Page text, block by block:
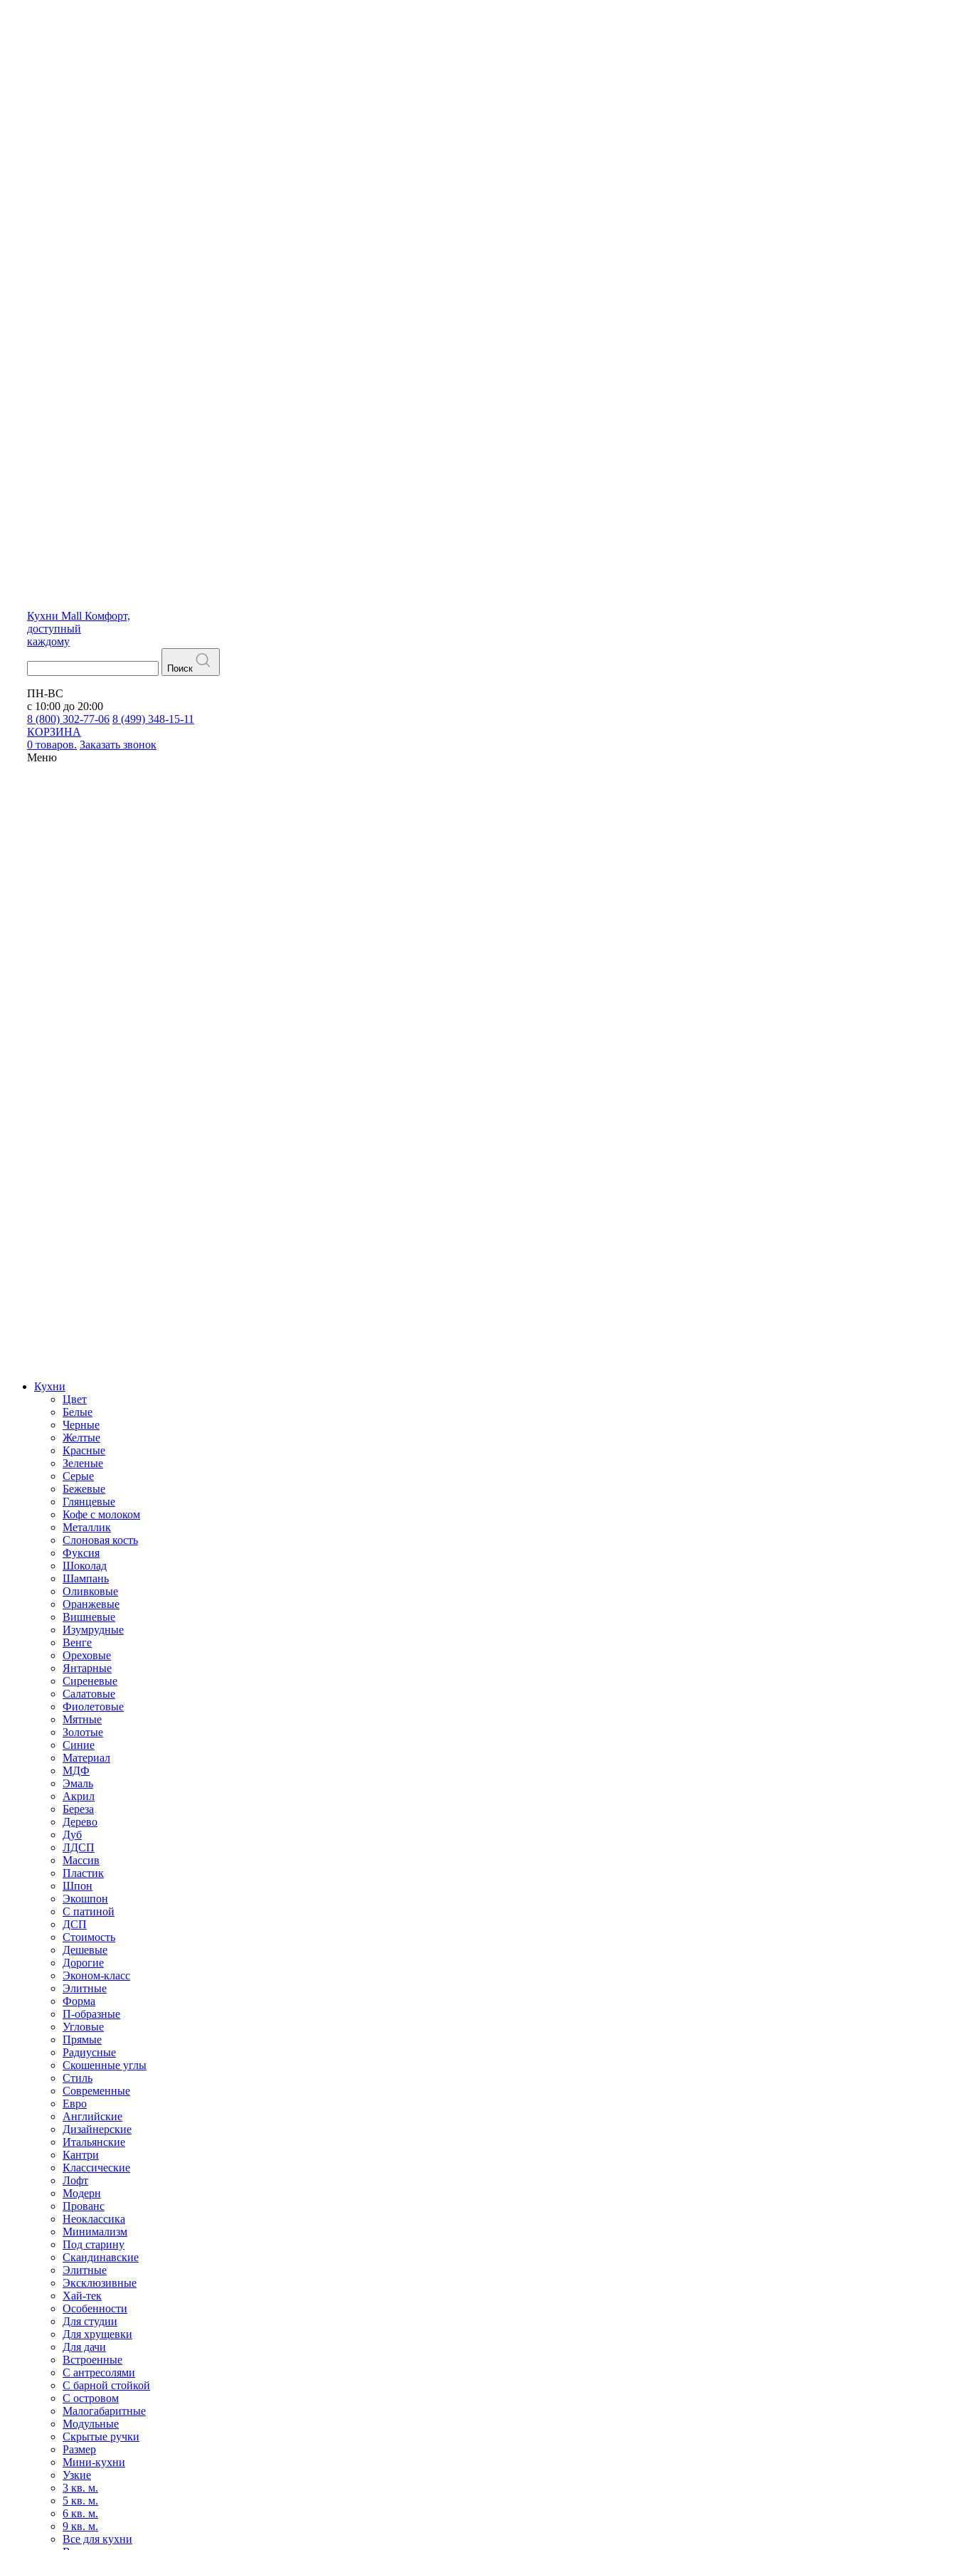
Кухни Mall Комфорт,
доступный
каждому
Поиск
ПН-ВС
с 10:00 до 20:00
8 (800) 302-77-06 8 (499) 348-15-11
КОРЗИНА
0 товаров. Заказать звонок
Меню
Кухни
Цвет
Белые
Черные
Желтые
Красные
Зеленые
Серые
Бежевые
Глянцевые
Кофе с молоком
Металлик
Слоновая кость
Фуксия
Шоколад
Шампань
Оливковые
Оранжевые
Вишневые
Изумрудные
Венге
Ореховые
Янтарные
Сиреневые
Салатовые
Фиолетовые
Мятные
Золотые
Синие
Материал
МДФ
Эмаль
Акрил
Береза
Дерево
Дуб
ЛДСП
Массив
Пластик
Шпон
Экошпон
С патиной
ДСП
Стоимость
Дешевые
Дорогие
Эконом-класс
Элитные
Форма
П-образные
Угловые
Прямые
Радиусные
Скошенные углы
Стиль
Современные
Евро
Английские
Дизайнерские
Итальянские
Кантри
Классические
Лофт
Модерн
Прованс
Неоклассика
Минимализм
Под старину
Скандинавские
Элитные
Эксклюзивные
Хай-тек
Особенности
Для студии
Для хрущевки
Для дачи
Встроенные
С антресолями
С барной стойкой
С островом
Малогабаритные
Модульные
Скрытые ручки
Размер
Мини-кухни
Узкие
3 кв. м.
5 кв. м.
6 кв. м.
9 кв. м.
Все для кухни